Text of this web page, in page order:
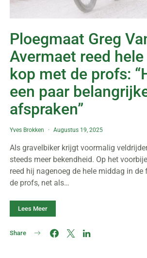
Ploegmaat Greg
Avermaet reed
kop met de profs:
een paar
afspraken”
Yves Brokken Augustus 19, 2025
Als gravelbiker krijgt voormalig
steeds meer bekendheid. Op het
reed hij nagenoeg de hele middag in
de profs, net als…
Lees Meer
Share